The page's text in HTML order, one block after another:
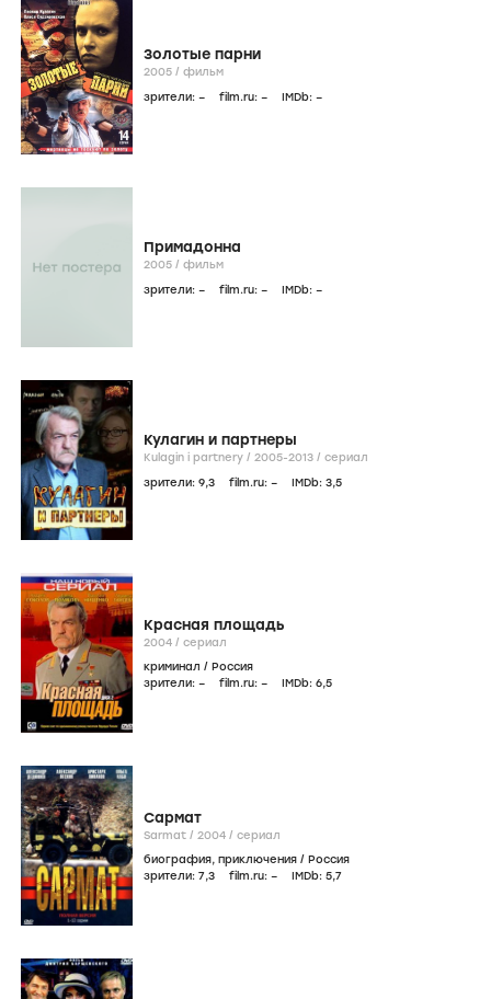
Золотые парни
2005 / фильм
зрители: – film.ru: – IMDb: –
Примадонна
2005 / фильм
зрители: – film.ru: – IMDb: –
Кулагин и партнеры
Kulagin i partnery / 2005-2013 / сериал
зрители: 9,3 film.ru: – IMDb: 3,5
Красная площадь
2004 / сериал
криминал / Россия
зрители: – film.ru: – IMDb: 6,5
Сармат
Sarmat / 2004 / сериал
биография, приключения / Россия
зрители: 7,3 film.ru: – IMDb: 5,7